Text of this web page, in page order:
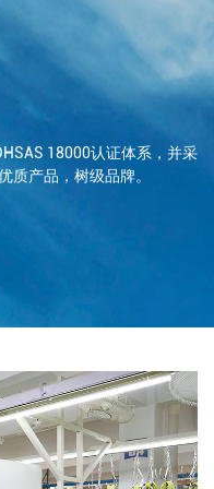
18000认证体系，并采
质产品，树级品牌。